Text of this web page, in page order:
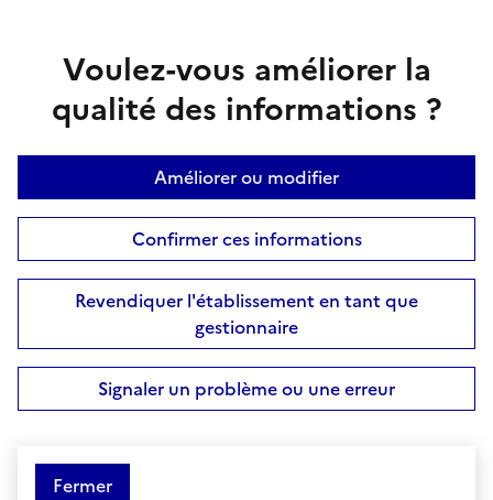
Voulez-vous améliorer la
qualité des informations ?
Améliorer ou modifier
Confirmer ces informations
Revendiquer l'établissement en tant que
gestionnaire
Signaler un problème ou une erreur
Fermer